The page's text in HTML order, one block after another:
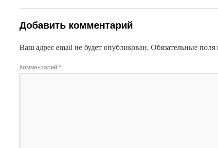
Добавить комментарий
Ваш адрес email не будет опубликован. Обязательные
Комментарий *